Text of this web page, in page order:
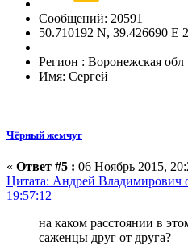
Сообщений: 20591
50.710192 N, 39.426690 E
Регион : Воронежская обл
Имя: Сергей
Чёрный жемчуг
« Ответ #5 : 06 Ноябрь 2015,
Цитата: Андрей Владимирович
19:57:12
на каком расстоянии в
саженцы друг от друга?